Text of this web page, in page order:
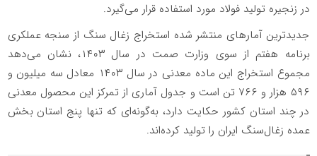
در زنجیره تولید فولاد مورد استفاده قرار می‌گیرد.
جدیدترین آمارهای منتشر شده استخراج زغال سنگ از سنجه عملکری
برنامه هفتم از سوی وزارت صمت در سال ۱۴۰۳، نشان می‌دهد
مجموع استخراج این ماده معدنی در سال ۱۴۰۳ معادل سه میلیون و
۵۹۶ هزار و ۷۶۶ تن است و جدول آماری از تمرکز این محصول معدنی
در چند استان کشور حکایت دارد، به‌گونه‌ای که تنها پنج استان بخش
عمده زغال‌سنگ ایران را تولید کرده‌اند.